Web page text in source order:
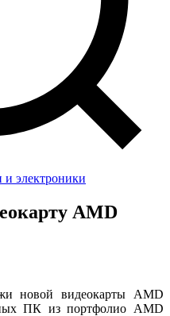
электроники
AMD
новой видеокарты AMD
ПК из портфолио AMD